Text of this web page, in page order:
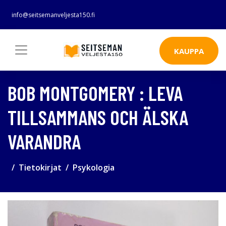
info@seitsemanveljesta150.fi
KAUPPA
BOB MONTGOMERY : LEVA
TILLSAMMANS OCH ÄLSKA
VARANDRA
Tietokirjat Psykologia